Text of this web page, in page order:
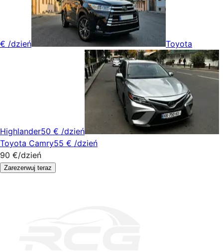
€ /dzień Toyota
Highlander50 € /dzień
Toyota Camry55 € /dzień
90 €/dzień
Zarezerwuj teraz